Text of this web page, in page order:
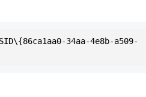
34aa-4e8b-a509-